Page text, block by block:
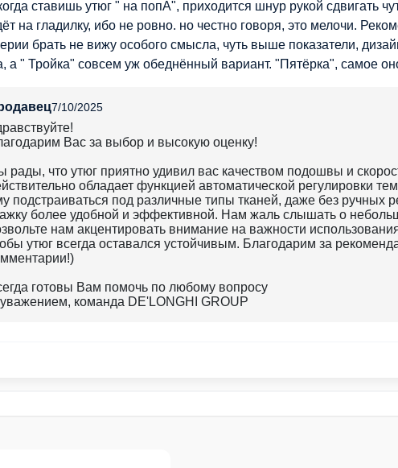
ставишь утюг " на попА", приходится шнур рукой сдвигать
на гладилку, ибо не ровно. но честно говоря, это мелочи.
брать не вижу особого смысла, чуть выше показатели,
а " Тройка" совсем уж обеднённый вариант. "Пятёрка", самое
7/10/2025
Вас за выбор и высокую оценку!
рады, что утюг приятно удивил вас качеством подошвы и
обладает функцией автоматической регулировки
подстраиваться под различные типы тканей, даже без ручных
более удобной и эффективной. Нам жаль слышать о
нам акцентировать внимание на важности
утюг всегда оставался устойчивым. Благодарим за
готовы Вам помочь по любому вопросу
команда DE'LONGHI GROUP